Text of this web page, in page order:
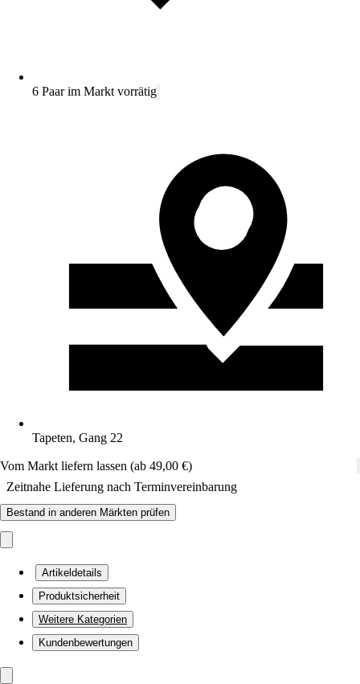
6 Paar im Markt vorrätig
Tapeten, Gang 22
Vom Markt liefern lassen (ab 49,00 €)
Zeitnahe Lieferung nach Terminvereinbarung
Bestand in anderen Märkten prüfen
Artikeldetails
Produktsicherheit
Weitere Kategorien
Kundenbewertungen